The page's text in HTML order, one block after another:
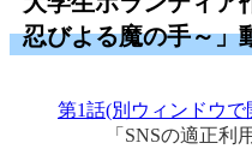
忍びよる魔の手～」
第1話(別ウィンドウで
「SNSの適正利